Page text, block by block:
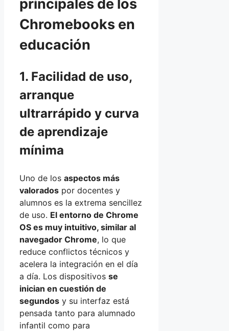
principales de los
Chromebooks en
educación
1. Facilidad de uso,
arranque
ultrarrápido y curva
de aprendizaje
mínima
Uno de los aspectos más
valorados por docentes y
alumnos es la extrema sencillez
de uso. El entorno de Chrome
OS es muy intuitivo, similar al
navegador Chrome, lo que
reduce conflictos técnicos y
acelera la integración en el día
a día. Los dispositivos se
inician en cuestión de
segundos y su interfaz está
pensada tanto para alumnado
infantil como para